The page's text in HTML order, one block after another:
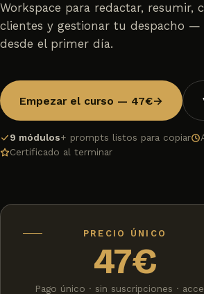
Workspace para redactar, resumir,
clientes y gestionar tu despacho —
desde el primer día.
Empezar el curso — 47€→
9 módulos+ prompts listos para copiar
Certificado al terminar
PRECIO ÚNICO
47€
Pago único · sin suscripciones ·